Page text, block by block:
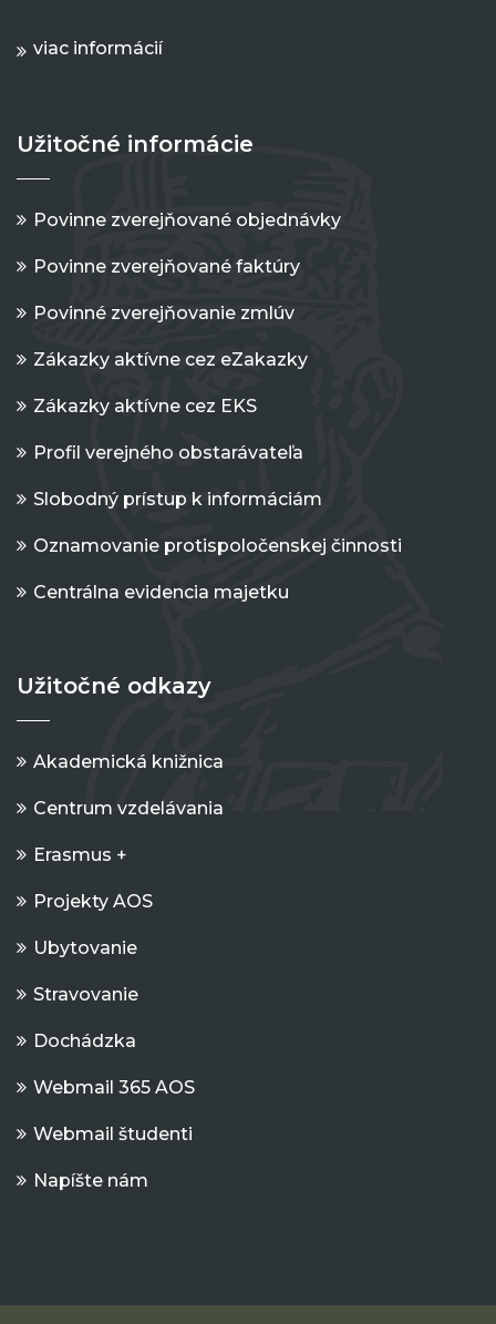
viac informácií
Užitočné informácie
Povinne zverejňované objednávky
Povinne zverejňované faktúry
Povinné zverejňovanie zmlúv
Zákazky aktívne cez eZakazky
Zákazky aktívne cez EKS
Profil verejného obstarávateľa
Slobodný prístup k informáciám
Oznamovanie protispoločenskej činnosti
Centrálna evidencia majetku
Užitočné odkazy
Akademická knižnica
Centrum vzdelávania
Erasmus +
Projekty AOS
Ubytovanie
Stravovanie
Dochádzka
Webmail 365 AOS
Webmail študenti
Napíšte nám